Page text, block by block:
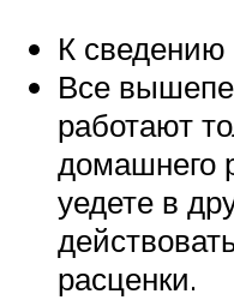
К сведению
Все
работают
домашнего
уедете в
расценки.